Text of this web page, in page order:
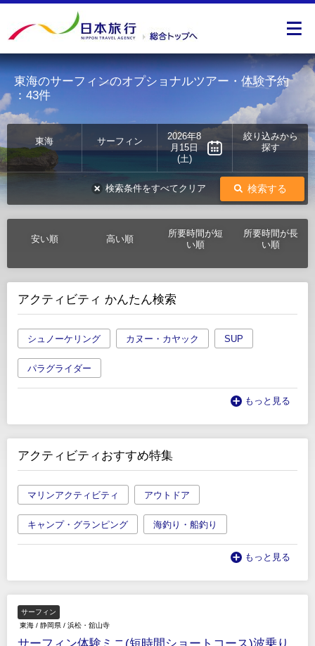
東海のサーフィンのオプショナルツアー・体験予約
：43件
東海 サーフィン
2026年8
月15日
(土)
絞り込みから
探す
検索する
検索条件をすべてクリア
安い順 高い順
所要時間が短
い順
所要時間が長
い順
アクティビティ かんたん検索
シュノーケリング カヌー・カヤック SUP
パラグライダー
もっと見る
アクティビティおすすめ特集
マリンアクティビティ アウトドア
キャンプ・グランピング 海釣り・船釣り
もっと見る
サーフィン
東海 / 静岡県 / 浜松・舘山寺
サーフィン体験ミニ(短時間ショートコース)波乗り